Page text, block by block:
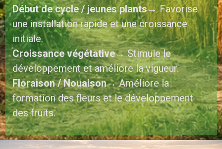
Début de cycle / jeunes plants→ Favorise
une installation rapide et une croissance
initiale.
Croissance végétative→ Stimule le
développement et améliore la vigueur.
Floraison / Nouaison→ Améliore la
formation des fleurs et le développement
des fruits.